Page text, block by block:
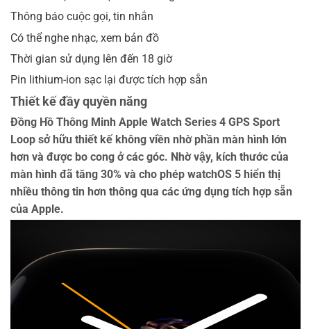
Thông báo cuộc gọi, tin nhắn
Có thể nghe nhạc, xem bản đồ
Thời gian sử dụng lên đến 18 giờ
Pin lithium-ion sạc lại được tích hợp sẵn
Thiết kế đầy quyền năng
Đồng Hồ Thông Minh Apple Watch Series 4 GPS Sport
Loop sở hữu thiết kế không viền nhờ phần màn hình lớn
hơn và được bo cong ở các góc. Nhờ vậy, kích thước của
màn hình đã tăng 30% và cho phép watchOS 5 hiển thị
nhiều thông tin hơn thông qua các ứng dụng tích hợp sẵn
của Apple.